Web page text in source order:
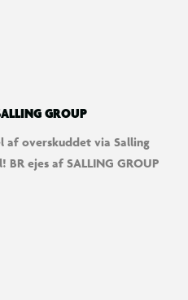
GROUP
af overskuddet via Salling
ejes af SALLING GROUP